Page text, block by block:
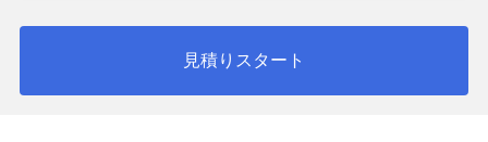
見積りスタート